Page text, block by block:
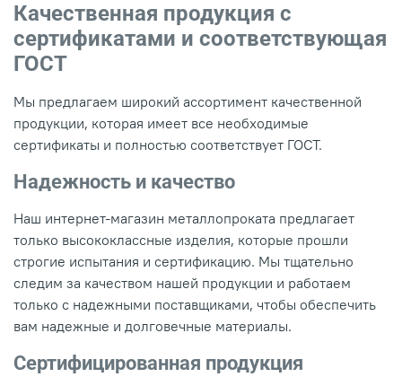
Качественная продукция с
сертификатами и соответствующая
ГОСТ
Мы предлагаем широкий ассортимент качественной
продукции, которая имеет все необходимые
сертификаты и полностью соответствует ГОСТ.
Надежность и качество
Наш интернет-магазин металлопроката предлагает
только высококлассные изделия, которые прошли
строгие испытания и сертификацию. Мы тщательно
следим за качеством нашей продукции и работаем
только с надежными поставщиками, чтобы обеспечить
вам надежные и долговечные материалы.
Сертифицированная продукция